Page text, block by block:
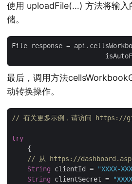
使用 uploadFile(…) 方法将输入
储。
File response =
最后，调用方法
动转换操作。
// 有关更多示例，请访问
try
    {
// 从 https://
String clientId =
"XXXX-
String clientSecret =